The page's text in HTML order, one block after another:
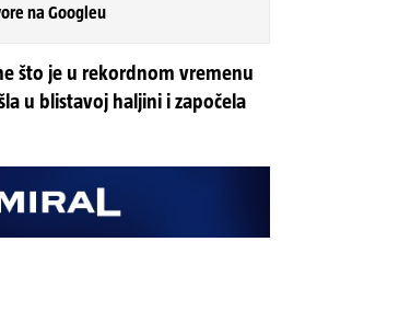
na Googleu
što je u rekordnom vremenu
u blistavoj haljini i započela